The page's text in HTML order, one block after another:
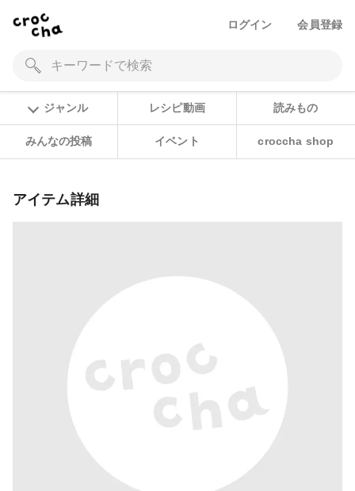
ログイン 会員登録
ジャンル レシピ動画 読みもの
みんなの投稿 イベント croccha shop
アイテム詳細